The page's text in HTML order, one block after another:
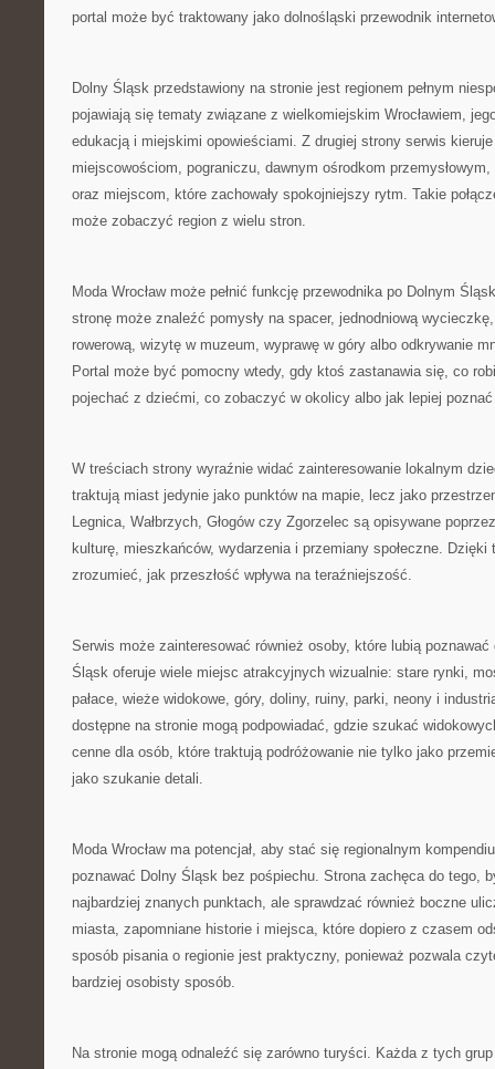
portal może być traktowany jako dolnośląski przewodnik
Dolny Śląsk przedstawiony na stronie jest regionem pełnym
pojawiają się tematy związane z wielkomiejskim Wrocławiem,
edukacją i miejskimi opowieściami. Z drugiej strony serwis kieruje
miejscowościom, pograniczu, dawnym ośrodkom
oraz miejscom, które zachowały spokojniejszy rytm. Takie
może zobaczyć region z wielu stron.
Moda Wrocław może pełnić funkcję przewodnika po Dolnym
stronę może znaleźć pomysły na spacer, jednodniową
rowerową, wizytę w muzeum, wyprawę w góry albo odkrywanie
Portal może być pomocny wtedy, gdy ktoś zastanawia się, co
pojechać z dziećmi, co zobaczyć w okolicy albo jak lepiej
W treściach strony wyraźnie widać zainteresowanie lokalnym
traktują miast jedynie jako punktów na mapie, lecz jako
Legnica, Wałbrzych, Głogów czy Zgorzelec są opisywane
kulturę, mieszkańców, wydarzenia i przemiany społeczne.
zrozumieć, jak przeszłość wpływa na teraźniejszość.
Serwis może zainteresować również osoby, które lubią
Śląsk oferuje wiele miejsc atrakcyjnych wizualnie: stare rynki,
pałace, wieże widokowe, góry, doliny, ruiny, parki, neony i
dostępne na stronie mogą podpowiadać, gdzie szukać
cenne dla osób, które traktują podróżowanie nie tylko jako
jako szukanie detali.
Moda Wrocław ma potencjał, aby stać się regionalnym
poznawać Dolny Śląsk bez pośpiechu. Strona zachęca do tego,
najbardziej znanych punktach, ale sprawdzać również boczne
miasta, zapomniane historie i miejsca, które dopiero z czasem
sposób pisania o regionie jest praktyczny, ponieważ pozwala
bardziej osobisty sposób.
Na stronie mogą odnaleźć się zarówno turyści. Każda z tych